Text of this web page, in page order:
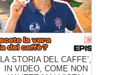
LA STORIA DEL CAFFE’,
IN VIDEO, COME NON